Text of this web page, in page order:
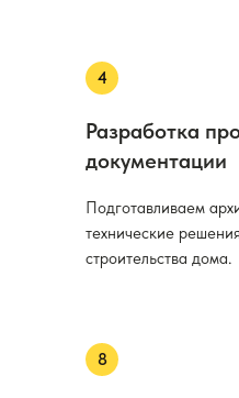
Разработка
документации
Подготавливаем
технические
строительства дома.